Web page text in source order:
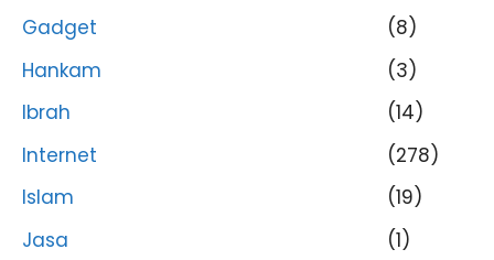
Gadget
(8)
Hankam
(3)
Ibrah
(14)
Internet
(278)
Islam
(19)
Jasa
(1)